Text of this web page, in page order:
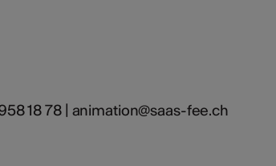
18 78 | animation@saas-fee.ch